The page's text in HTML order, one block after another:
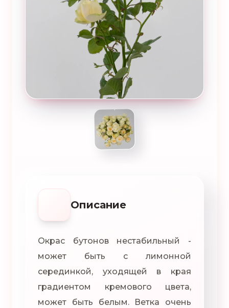
Описание
Окрас бутонов нестабильный -
может быть с лимонной
серединкой, уходящей в края
градиентом кремового цвета,
может быть белым. Ветка очень